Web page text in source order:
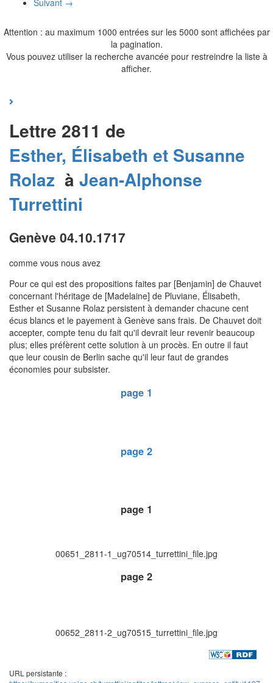
Attention : au maximum 1000 entrées sur les 5000 sont affichées par
la pagination.
Vous pouvez utiliser la recherche avancée pour restreindre la liste à
afficher.
Lettre 2811 de
Esther, Élisabeth et Susanne
Rolaz à Jean-Alphonse
Turrettini
Genève 04.10.1717
comme vous nous avez
Pour ce qui est des propositions faites par [Benjamin] de Chauvet
concernant l'héritage de [Madelaine] de Pluviane, Élisabeth,
Esther et Susanne Rolaz persistent à demander chacune cent
écus blancs et le payement à Genève sans frais. De Chauvet doit
accepter, compte tenu du fait qu'il devrait leur revenir beaucoup
plus; elles préfèrent cette solution à un procès. En outre il faut
que leur cousin de Berlin sache qu'il leur faut de grandes
économies pour subsister.
page 1
page 2
page 1
00651_2811-1_ug70514_turrettini_file.jpg
page 2
00652_2811-2_ug70515_turrettini_file.jpg
URL persistante :